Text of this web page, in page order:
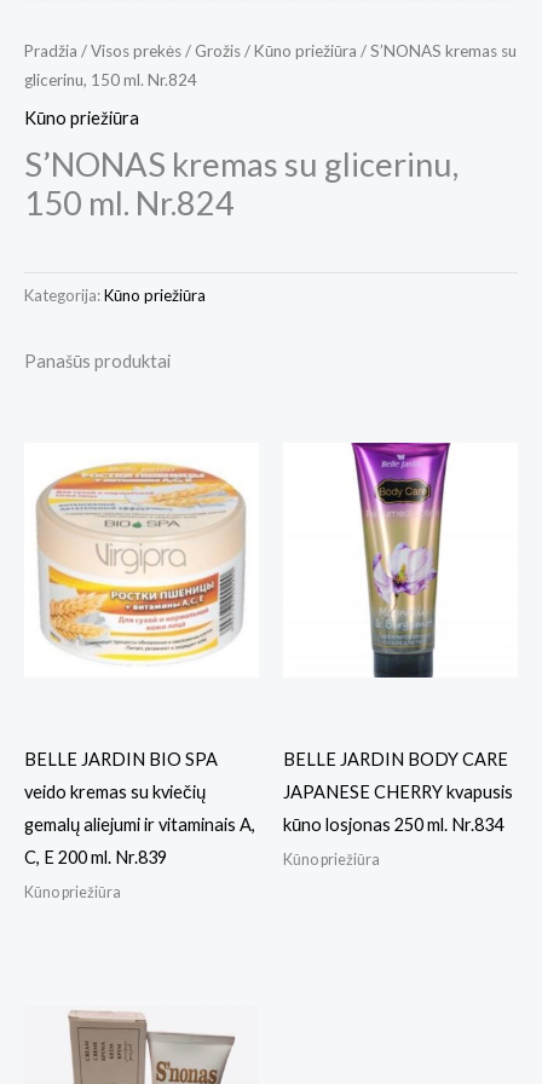
Pradžia /Visos prekės/ Grožis/Kūno priežiūra / S’NONAS kremas su
glicerinu, 150 ml. Nr.824
Kūno priežiūra
S’NONAS kremas su glicerinu,
150 ml. Nr.824
Kategorija:Kūno priežiūra
Panašūs produktai
BELLE JARDIN BIO SPA
veido kremas su kviečių
gemalų aliejumi ir vitaminais A,
C, E 200 ml. Nr.839
Kūno priežiūra
BELLE JARDIN BODY CARE
JAPANESE CHERRY kvapusis
kūno losjonas 250 ml. Nr.834
Kūno priežiūra